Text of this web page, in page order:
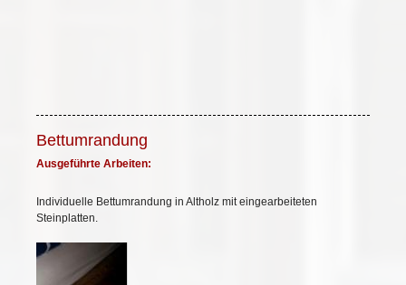
Bettumrandung
Ausgeführte Arbeiten:
Individuelle Bettumrandung in Altholz mit eingearbeiteten
Steinplatten.